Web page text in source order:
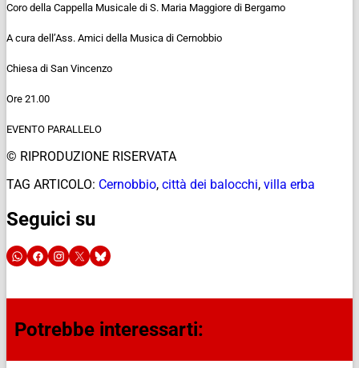
Coro della Cappella Musicale di S. Maria Maggiore di Bergamo
A cura dell’Ass. Amici della Musica di Cernobbio
Chiesa di San Vincenzo
Ore 21.00
EVENTO PARALLELO
© RIPRODUZIONE RISERVATA
TAG ARTICOLO: Cernobbio, città dei balocchi, villa erba
Seguici su
Potrebbe interessarti: